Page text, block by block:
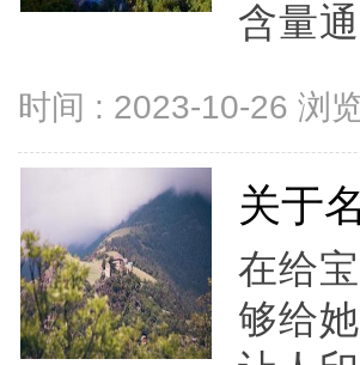
含量
时间 : 2023-10-26 浏览
关于
在给
够给